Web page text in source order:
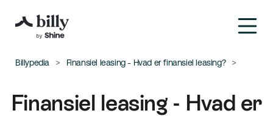
Billypedia Finansiel leasing - Hvad er finansiel leasing?
Finansiel leasing - Hvad er